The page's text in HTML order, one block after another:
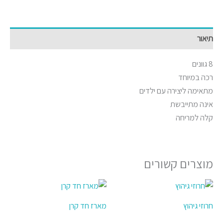
תיאור
8 גוונים
רכה במיוחד
מתאימה ליצירה עם ילדים
אינה מתייבשת
קלה למריחה
מוצרים קשורים
חרוזי גיהוץ מארז חד קרן